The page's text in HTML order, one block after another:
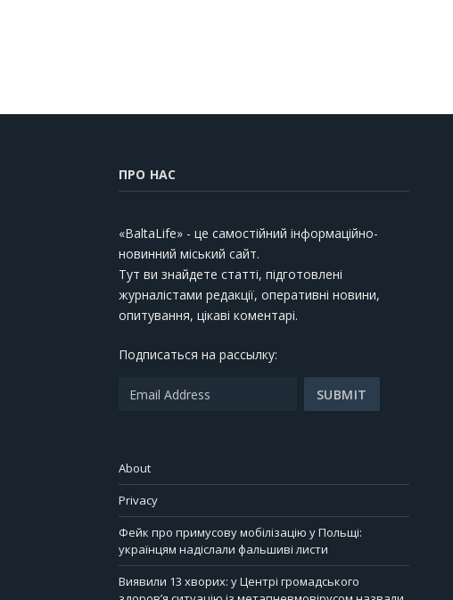
ПРО НАС
«BaltaLife» - це самостійний інформаційно-
новинний міський сайт.
Тут ви знайдете статті, підготовлені
журналістами редакції, оперативні новини,
опитування, цікаві коментарі.
Подписаться на рассылку:
About
Privacy
Фейк про примусову мобілізацію у Польщі:
українцям надіслали фальшиві листи
Виявили 13 хворих: у Центрі громадського